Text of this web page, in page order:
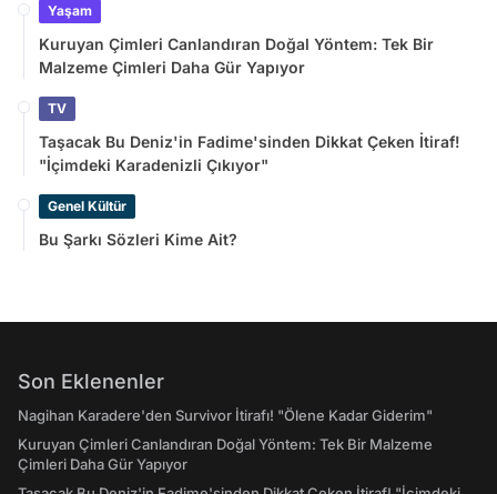
Yaşam
Kuruyan Çimleri Canlandıran Doğal Yöntem: Tek Bir
Malzeme Çimleri Daha Gür Yapıyor
TV
Taşacak Bu Deniz'in Fadime'sinden Dikkat Çeken İtiraf!
"İçimdeki Karadenizli Çıkıyor"
Genel Kültür
Bu Şarkı Sözleri Kime Ait?
Son Eklenenler
Nagihan Karadere'den Survivor İtirafı! "Ölene Kadar Giderim"
Kuruyan Çimleri Canlandıran Doğal Yöntem: Tek Bir Malzeme
Çimleri Daha Gür Yapıyor